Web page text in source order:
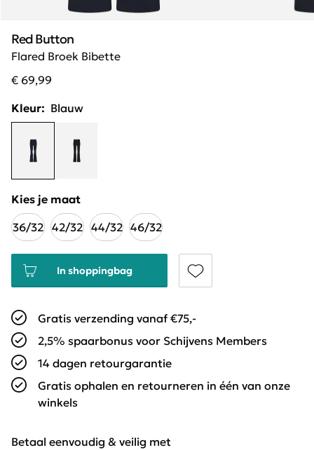
Flared Broek Bibette
Red Button
€ 69,99
Kleur: Blauw
Kies je maat
36/32 42/32 44/32 46/32
In shoppingbag
Gratis verzending vanaf €75,-
2,5% spaarbonus voor Schijvens Members
14 dagen retourgarantie
Gratis ophalen en retourneren in één van onze
winkels
Betaal eenvoudig & veilig met